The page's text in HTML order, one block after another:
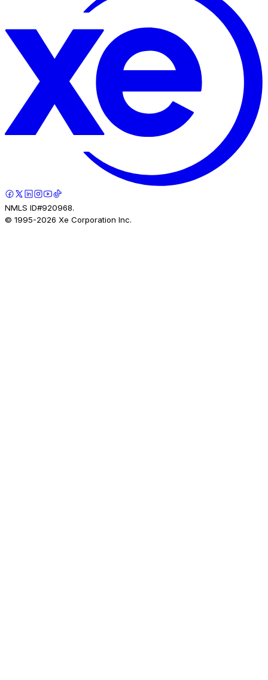
NMLS ID#920968.
© 1995-2026 Xe Corporation Inc.